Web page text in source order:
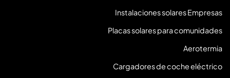
Instalaciones solares Empresas
Placas solares para comunidades
Aerotermia
Cargadores de coche eléctrico